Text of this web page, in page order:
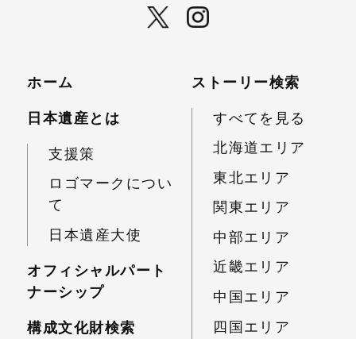
ホーム
日本遺産とは
支援策
ロゴマークについ
て
日本遺産大使
オフィシャルパート
ナーシップ
構成文化財検索
ストーリー検索
すべてを見る
北海道エリア
東北エリア
関東エリア
中部エリア
近畿エリア
中国エリア
四国エリア